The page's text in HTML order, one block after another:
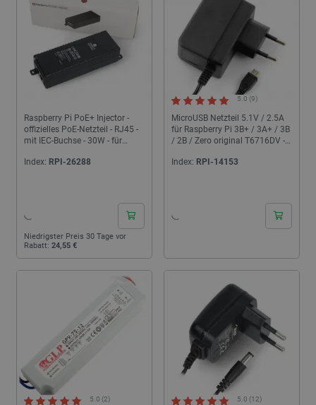
Raspberry Pi PoE+ Injector -
offizielles PoE-Netzteil - RJ45 -
mit IEC-Buchse - 30W - für
Index: RPI-26288
Niedrigster Preis 30 Tage vor
Rabatt: 24,55 €
MicroUSB Netzteil 5.1V / 2.5A
für Raspberry Pi 3B+ / 3A+ / 3B
/ 2B / Zero original T6716DV -
5.0 (9)
Index: RPI-14153
5.0 (2) 5.0 (12)